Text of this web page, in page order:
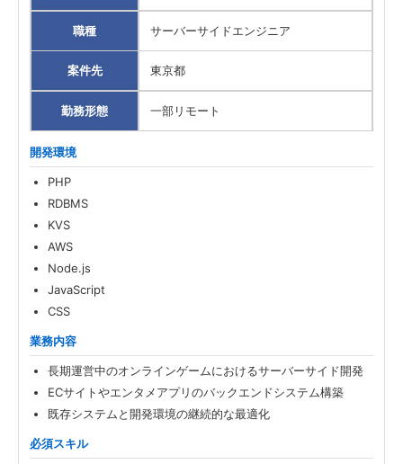
職種 サーバーサイドエンジニア
案件先 東京都
勤務形態 一部リモート
開発環境
PHP
RDBMS
KVS
AWS
Node.js
JavaScript
CSS
業務内容
長期運営中のオンラインゲームにおけるサーバーサイド開発
ECサイトやエンタメアプリのバックエンドシステム構築
既存システムと開発環境の継続的な最適化
必須スキル